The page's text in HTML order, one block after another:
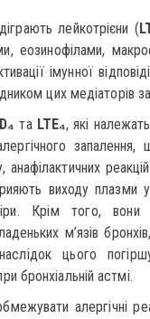
лейкотрієни (
еозинофілами,
імунної
цих медіаторів
та LTE₄, які
виходу
Крім того,
м’язів
цього
бронхіальній астмі.
алергічні